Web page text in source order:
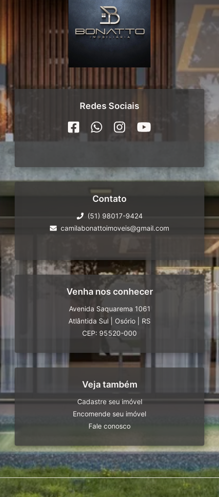
Redes Sociais
Contato
(51) 98017-9424
camilabonattoimoveis@gmail.com
Venha nos conhecer
Avenida Saquarema 1061
Atlântida Sul
Osório
RS
CEP: 95520-000
Veja também
Cadastre seu imóvel
Encomende seu imóvel
Fale conosco